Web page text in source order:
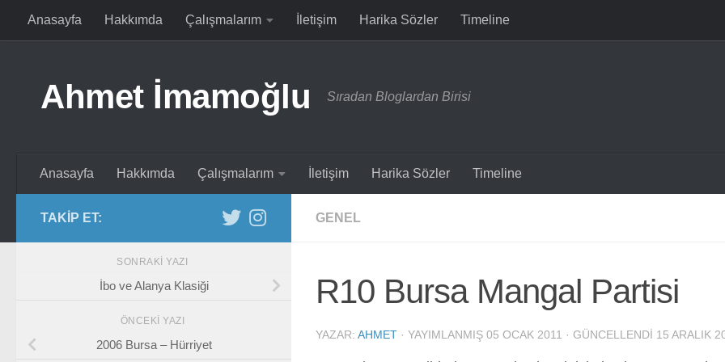
Skip to content
Anasayfa Hakkımda Çalışmalarım İletişim Harika Sözler Timeline
Ahmet İmamoğlu Sıradan Bloglardan Birisi
Anasayfa Hakkımda Çalışmalarım İletişim Harika Sözler Timeline
GENEL
R10 Bursa Mangal Partisi
YAZAR: AHMET · YAYIMLANMIŞ 05 OCAK 2011 · GÜNCELLENDI 15 ARALIK
TAKIP ET:
SONRAKI YAZI
İbo ve Alanya Klasiği
ÖNCEKI YAZI
2006 Bursa – Hürriyet